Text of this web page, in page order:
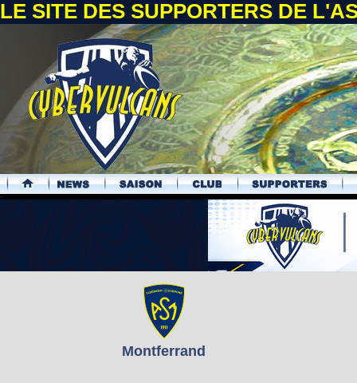
LE SITE DES SUPPORTERS DE
.
Montferrand